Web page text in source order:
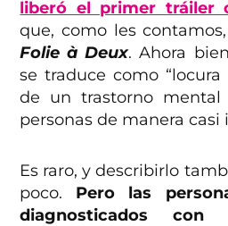
liberó el primer tráiler
que, como les
Folie à Deux. Ahora
se traduce como
de un trastorno
personas de manera casi
Es raro, y describirlo
poco. Pero las
diagnosticados con